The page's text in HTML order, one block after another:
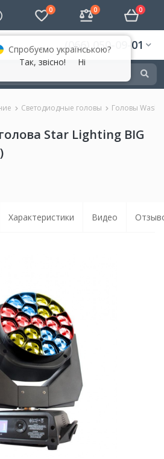
0 0 0
(066) 050-09-01
Светодиодные головы Головы Wash
Star Lighting BIG
Характеристики Видео
Спробуємо українською?
Так, звісно!
Ні